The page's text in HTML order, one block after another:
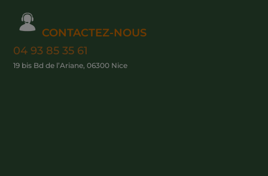
CONTACTEZ-NOUS
04 93 85 35 61
19 bis Bd de l’Ariane, 06300 Nice